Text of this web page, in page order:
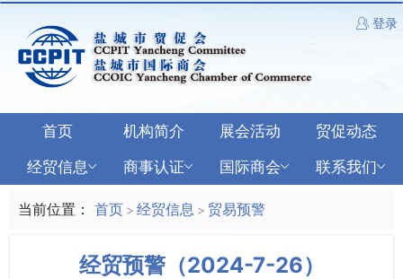
登录
首页 机构简介 展会活动
贸促动态
经贸信息
商事认证 国际商会 联系我们
当前位置： 首页 > 经贸信息 > 贸易预警
经贸预警（2024-7-26）